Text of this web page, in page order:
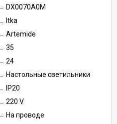
DX0070A0M
Itka
Artemide
35
24
Настольные светильники
IP20
220 V
На проводе